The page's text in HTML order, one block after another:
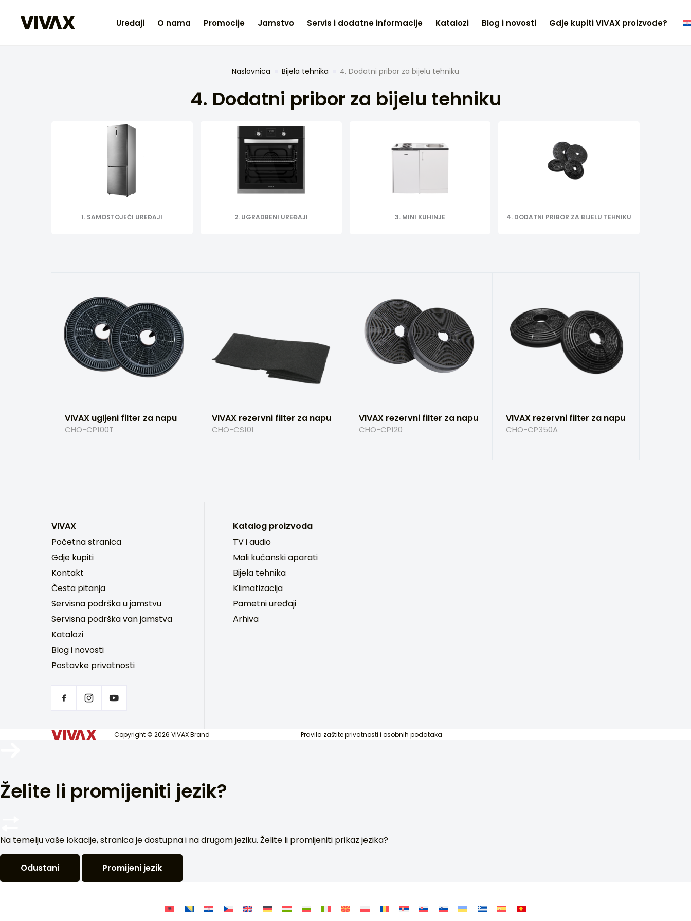
Uređaji O nama Promocije Jamstvo Servis i dodatne informacije Katalozi Blog i novosti Gdje kupiti VIVAX proizvode?
Naslovnica Bijela tehnika 4. Dodatni pribor za bijelu tehniku
4. Dodatni pribor za bijelu tehniku
1. SAMOSTOJEĆI UREĐAJI 2. UGRADBENI UREĐAJI 3. MINI KUHINJE 4. DODATNI PRIBOR ZA BIJELU TEHNIKU
VIVAX ugljeni filter za napu
CHO-CP100T
VIVAX rezervni filter za napu
CHO-CS101
VIVAX rezervni filter za napu
CHO-CP120
VIVAX rezervni filter za napu
CHO-CP350A
VIVAX
Početna stranica
Gdje kupiti
Kontakt
Česta pitanja
Servisna podrška u jamstvu
Servisna podrška van jamstva
Katalozi
Blog i novosti
Postavke privatnosti
Katalog proizvoda
TV i audio
Mali kućanski aparati
Bijela tehnika
Klimatizacija
Pametni uređaji
Arhiva
Copyright © 2026 VIVAX Brand Pravila zaštite privatnosti i osobnih podataka
Želite li promijeniti jezik?
Na temelju vaše lokacije, stranica je dostupna i na drugom jeziku. Želite li promijeniti prikaz jezika?
Odustani Promijeni jezik